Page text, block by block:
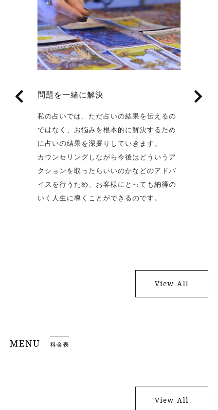
楽しい時間を過ごしてもらえる雰囲気
“のりさんの部屋”では、気さくなオーナー
が楽しい時間を提供します。
オーナーはパンクが好きなので、少しロッ
クテイストな見た目をしていますが、とて
も話しやすい柔らかい雰囲気を持った優し
い人物です。
問題を一緒に解決
私の占いでは、ただ占いの結果を伝えるの
ではなく、お悩みを根本的に解決するため
に占いの結果を深掘りしていきます。
カウンセリングしながら今後はどういうア
クションを取ったらいいのかなどのアドバ
イスを行うため、お客様にとっても納得の
いく人生に導くことができるのです。
“のりさんの部屋”ではお仕事に関する占い
にも真摯に対応しております。
「事業が軌道に乗るためには...」「どの仕
事が向いているか...」など、あらゆるお仕
事のお悩みをご相談ください。
大きな会社の経営者の方からも頼られてい
るほど、信頼感には自信があります。
楽しい時間を過ごしてもらえる雰囲気
“のりさんの部屋”では、気さくなオーナー
が楽しい時間を提供します。
オーナーはパンクが好きなので、少しロッ
クテイストな見た目をしていますが、とて
も話しやすい柔らかい雰囲気を持った優し
い人物です。
問題を一緒に解決
私の占いでは、ただ占いの結果を伝えるの
ではなく、お悩みを根本的に解決するため
に占いの結果を深掘りしていきます。
カウンセリングしながら今後はどういうア
クションを取ったらいいのかなどのアドバ
イスを行うため、お客様にとっても納得の
いく人生に導くことができるのです。
View All
MENU 料金表
View All